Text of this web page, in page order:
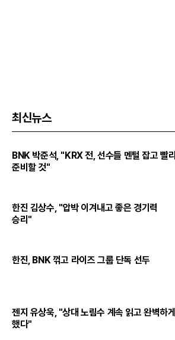
최신뉴스
BNK 박준석, "KRX 전, 선수들 멘털 잡고 빨리
준비할 것"
한진 김상수, "압박 이겨내고 좋은 경기력
승리"
한진, BNK 꺾고 라이즈 그룹 단독 선두
젠지 유상욱, "상대 노림수 계속 읽고 완벽하게
했다"